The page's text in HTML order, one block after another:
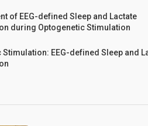
of EEG-defined Sleep and Lactate
during Optogenetic Stimulation
Stimulation: EEG-defined Sleep and